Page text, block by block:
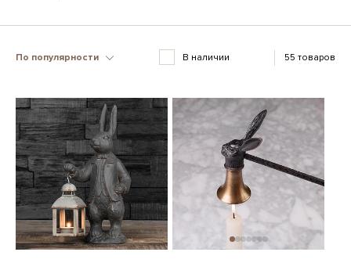
По популярности В наличии 55 товаров